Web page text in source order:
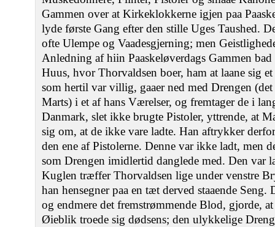
Gammen over at Kirkeklokkerne igjen paa
lyde første Gang efter den stille Uges Taushed.
ofte Ulempe og Vaadesgjerning; men
Anledning af hiin Paaskeløverdags Gammen
Huus, hvor Thorvaldsen boer, ham at laane sig
som hertil var villig, gaaer ned med Drengen
Marts) i et af hans Værelser, og fremtager de i
Danmark, slet ikke brugte Pistoler, yttrende, at
sig om, at de ikke vare ladte. Han aftrykker
den ene af Pistolerne. Denne var ikke ladt, men
som Drengen imidlertid danglede med. Den var
Kuglen træffer Thorvaldsen lige under venstre
han hensegner paa en tæt derved staaende
og endmere det fremstrømmende Blod, gjorde,
Øieblik troede sig dødsens; den ulykkelige